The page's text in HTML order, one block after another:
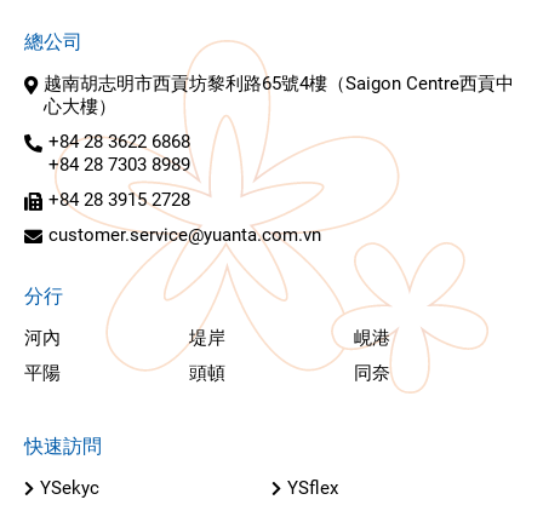
總公司
越南胡志明市西貢坊黎利路65號4樓（Saigon Centre西貢中
心大樓）
+84 28 3622 6868
+84 28 7303 8989
+84 28 3915 2728
customer.service@yuanta.com.vn
分行
河內 堤岸
峴港
平陽
頭頓 同奈
快速訪問
YSekyc
YSflex